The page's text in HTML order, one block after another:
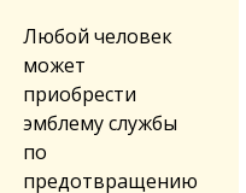
Любой человек
может
приобрести
эмблему службы
по
предотвращению